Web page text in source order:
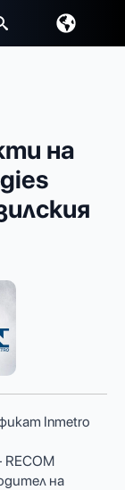
на
Inmetro
на